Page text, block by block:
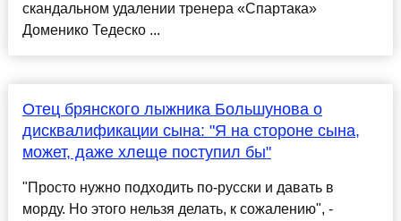
скандальном удалении тренера «Спартака»
Доменико Тедеско ...
Отец брянского лыжника Большунова о
дисквалификации сына: "‎Я на стороне сына,
может, даже хлеще поступил бы"
"Просто нужно подходить по-русски и давать в
морду. Но этого нельзя делать, к сожалению", -